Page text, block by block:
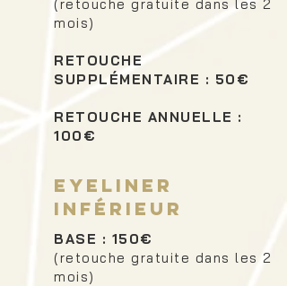
(retouche gratuite dans les 2
mois)
RETOUCHE
SUPPLÉMENTAIRE : 50€
RETOUCHE ANNUELLE :
100€
Eyeliner
inférieur
BASE : 150€
(retouche gratuite dans les 2
mois)